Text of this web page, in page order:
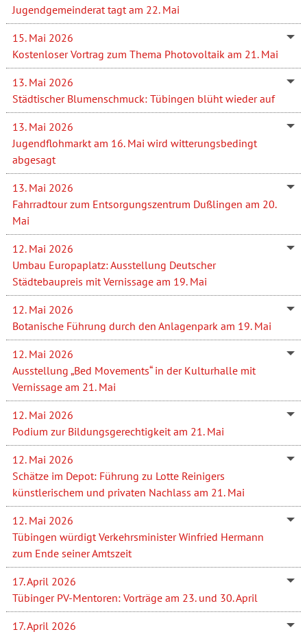
Jugendgemeinderat tagt am 22. Mai
15. Mai 2026
Kostenloser Vortrag zum Thema Photovoltaik am 21. Mai
13. Mai 2026
Städtischer Blumenschmuck: Tübingen blüht wieder auf
13. Mai 2026
Jugendflohmarkt am 16. Mai wird witterungsbedingt
abgesagt
13. Mai 2026
Fahrradtour zum Entsorgungszentrum Dußlingen am 20.
Mai
12. Mai 2026
Umbau Europaplatz: Ausstellung Deutscher
Städtebaupreis mit Vernissage am 19. Mai
12. Mai 2026
Botanische Führung durch den Anlagenpark am 19. Mai
12. Mai 2026
Ausstellung „Bed Movements“ in der Kulturhalle mit
Vernissage am 21. Mai
12. Mai 2026
Podium zur Bildungsgerechtigkeit am 21. Mai
12. Mai 2026
Schätze im Depot: Führung zu Lotte Reinigers
künstlerischem und privaten Nachlass am 21. Mai
12. Mai 2026
Tübingen würdigt Verkehrsminister Winfried Hermann
zum Ende seiner Amtszeit
17. April 2026
Tübinger PV-Mentoren: Vorträge am 23. und 30. April
17. April 2026